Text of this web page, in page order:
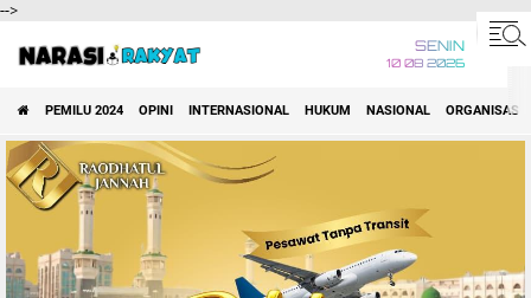
-->
SENIN
10 08 2026
PEMILU 2024 OPINI INTERNASIONAL HUKUM NASIONAL ORGANISASI